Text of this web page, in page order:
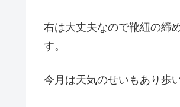
右は大丈夫なので靴紐の締
す。
今月は天気のせいもあり歩